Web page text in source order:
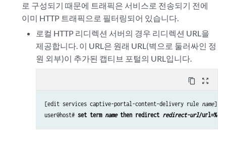
로 구성되기 때문에 트래픽은 서비스로 전송되기 전에
이미 HTTP 트래픽으로 필터링되어 있습니다.
로컬 HTTP 리디렉션 서버의 경우 리디렉션 URL을
제공합니다. 이 URL은 원래 URL(벽으로 둘러싸인 정
원 외부)이 추가된 캡티브 포털의 URL입니다.
content_copy zoom_out_map
[edit services captive-portal-content-delivery rule name]
user@host# set term name then redirect redirect-url/